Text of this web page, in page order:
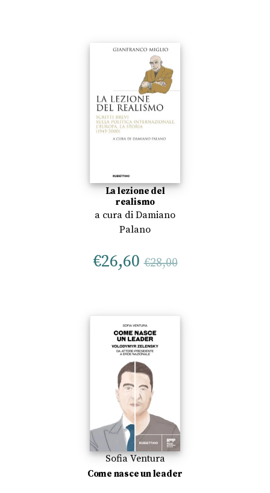
La lezione del
realismo
a cura di Damiano
Palano
€26,60 €28,00
Sofia Ventura
Come nasce un leader